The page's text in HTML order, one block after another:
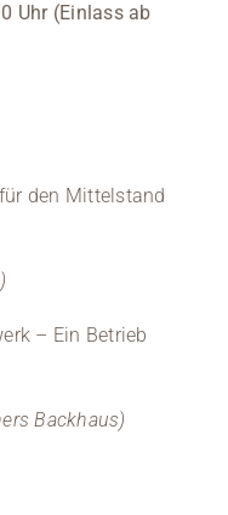
Uhr (Einlass ab
den Mittelstand
– Ein Betrieb
Backhaus)